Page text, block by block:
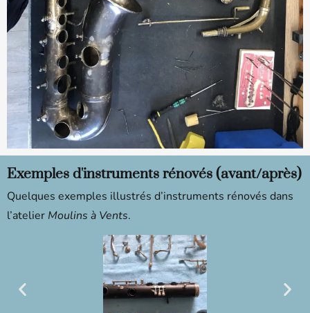
Exemples d'instruments rénovés (avant/après)
Quelques exemples illustrés d’instruments rénovés dans
l’atelier Moulins à Vents.